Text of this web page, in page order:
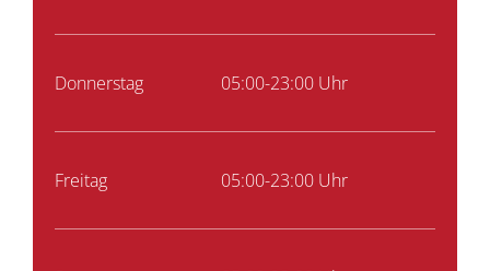
Donnerstag 05:00-23:00 Uhr
Freitag 05:00-23:00 Uhr